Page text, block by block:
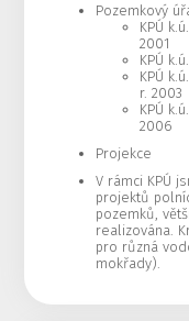
Pozemkový
KPÚ
2001
KPÚ
KPÚ
r. 2003
KPÚ
2006
Projekce
V rámci KPÚ
projektů
pozemků,
realizována.
pro různá
mokřady).